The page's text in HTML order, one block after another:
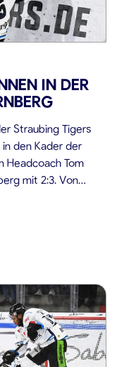
IN DER
Straubing Tigers
den Kader der
Headcoach Tom
mit 2:3. Von
die […]